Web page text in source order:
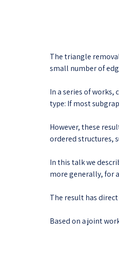
The triangle
small number of
In a series of
type: If most
However, these
ordered structures,
In this talk we
more generally, for
The result has
Based on a joint